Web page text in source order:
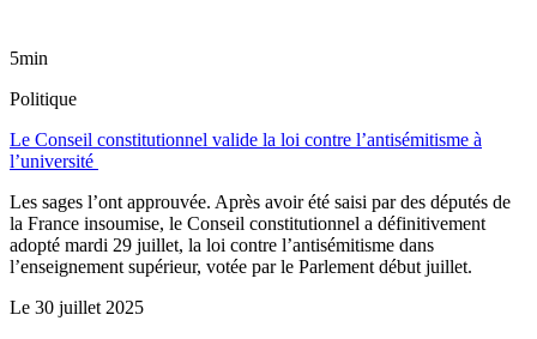
5min
Politique
Le Conseil constitutionnel valide la loi contre l’antisémitisme à
l’université
Les sages l’ont approuvée. Après avoir été saisi par des députés de
la France insoumise, le Conseil constitutionnel a définitivement
adopté mardi 29 juillet, la loi contre l’antisémitisme dans
l’enseignement supérieur, votée par le Parlement début juillet.
Le 30 juillet 2025